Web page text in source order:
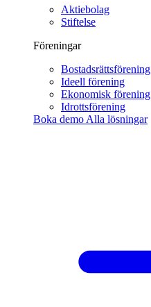
Aktiebolag
Stiftelse
Föreningar
Bostadsrättsförening
Ideell förening
Ekonomisk förening
Idrottsförening
Boka demo Alla lösningar